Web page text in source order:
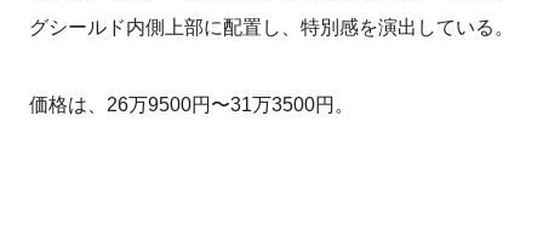
グシールド内側上部に配置し、特別感を演出している。
価格は、26万9500円〜31万3500円。